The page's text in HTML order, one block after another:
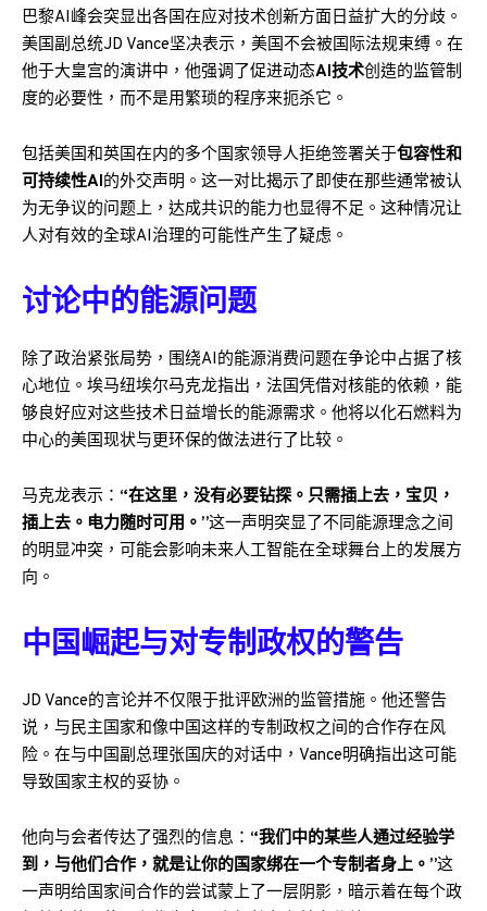
巴黎AI峰会突显出各国在应对技术创新方面日益扩大的分歧。
美国副总统JD Vance坚决表示，美国不会被国际法规束缚。在
他于大皇宫的演讲中，他强调了促进动态AI技术创造的监管制
度的必要性，而不是用繁琐的程序来扼杀它。
包括美国和英国在内的多个国家领导人拒绝签署关于包容性和
可持续性AI的外交声明。这一对比揭示了即使在那些通常被认
为无争议的问题上，达成共识的能力也显得不足。这种情况让
人对有效的全球AI治理的可能性产生了疑虑。
讨论中的能源问题
除了政治紧张局势，围绕AI的能源消费问题在争论中占据了核
心地位。埃马纽埃尔·马克龙指出，法国凭借对核能的依赖，能
够良好应对这些技术日益增长的能源需求。他将以化石燃料为
中心的美国现状与更环保的做法进行了比较。
马克龙表示： “在这里，没有必要钻探。只需插上去，宝贝，
插上去。电力随时可用。”这一声明突显了不同能源理念之间
的明显冲突，可能会影响未来人工智能在全球舞台上的发展方
向。
中国崛起与对专制政权的警告
JD Vance的言论并不仅限于批评欧洲的监管措施。他还警告
说，与民主国家和像中国这样的专制政权之间的合作存在风
险。在与中国副总理张国庆的对话中，Vance明确指出这可能
导致国家主权的妥协。
他向与会者传达了强烈的信息： “我们中的某些人通过经验学
到，与他们合作，就是让你的国家绑在一个专制者身上。”这
一声明给国家间合作的尝试蒙上了一层阴影，暗示着在每个政